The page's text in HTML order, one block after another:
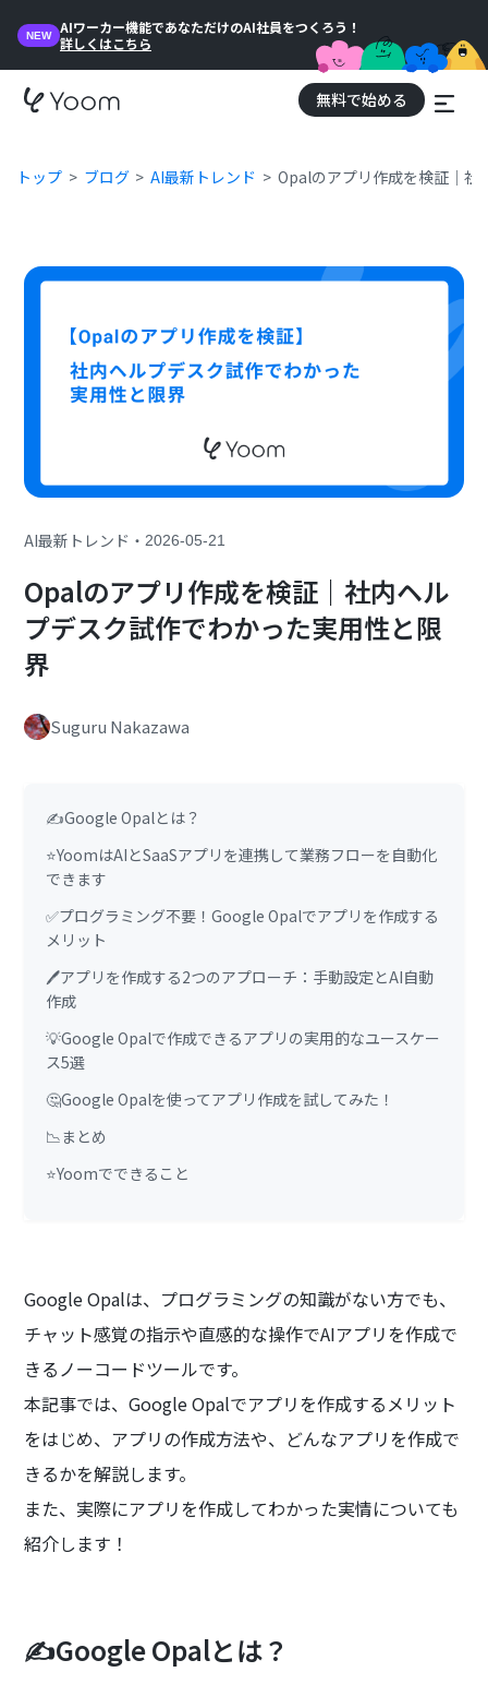
NEW
AIワーカー機能であなただけのAI社員をつくろう！
詳しくはこちら
無料で始める
トップ ブログ AI最新トレンド Opalのアプリ作成を検証｜社
AI最新トレンド ・2026-05-21
Opalのアプリ作成を検証｜社内ヘル
プデスク試作でわかった実用性と限
界
Suguru Nakazawa
✍️Google Opalとは？
⭐YoomはAIとSaaSアプリを連携して業務フローを自動化
できます
✅プログラミング不要！Google Opalでアプリを作成する
メリット
🖊️アプリを作成する2つのアプローチ：手動設定とAI自動
作成
💡Google Opalで作成できるアプリの実用的なユースケー
ス5選
🤔Google Opalを使ってアプリ作成を試してみた！
📉まとめ
⭐Yoomでできること
Google Opalは、プログラミングの知識がない方でも、
チャット感覚の指示や直感的な操作でAIアプリを作成で
きるノーコードツールです。
本記事では、Google Opalでアプリを作成するメリット
をはじめ、アプリの作成方法や、どんなアプリを作成で
きるかを解説します。
また、実際にアプリを作成してわかった実情についても
紹介します！
✍️Google Opalとは？